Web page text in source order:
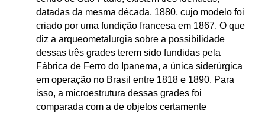
datadas da mesma década, 1880, cujo modelo foi
criado por uma fundição francesa em 1867. O que
diz a arqueometalurgia sobre a possibilidade
dessas três grades terem sido fundidas pela
Fábrica de Ferro do Ipanema, a única siderúrgica
em operação no Brasil entre 1818 e 1890. Para
isso, a microestrutura dessas grades foi
comparada com a de objetos certamente